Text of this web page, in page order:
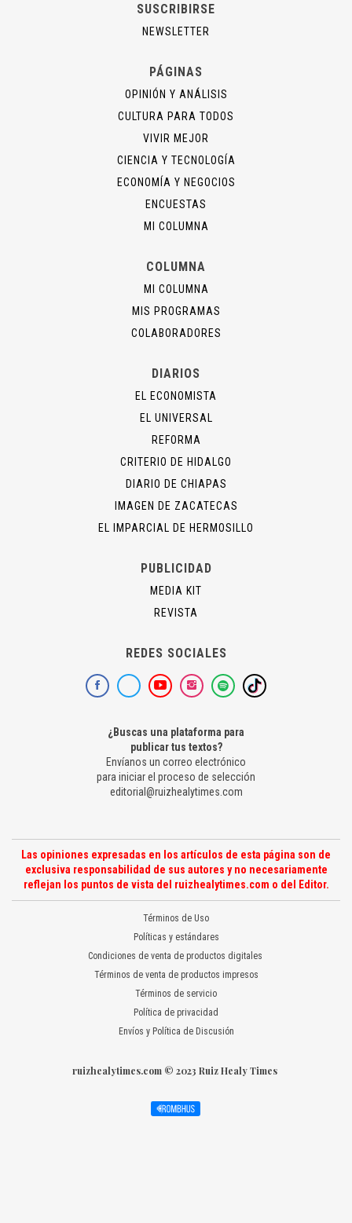
SUSCRIBIRSE
NEWSLETTER
PÁGINAS
OPINIÓN Y ANÁLISIS
CULTURA PARA TODOS
VIVIR MEJOR
CIENCIA Y TECNOLOGÍA
ECONOMÍA Y NEGOCIOS
ENCUESTAS
MI COLUMNA
COLUMNA
MI COLUMNA
MIS PROGRAMAS
COLABORADORES
DIARIOS
EL ECONOMISTA
EL UNIVERSAL
REFORMA
CRITERIO DE HIDALGO
DIARIO DE CHIAPAS
IMAGEN DE ZACATECAS
EL IMPARCIAL DE HERMOSILLO
PUBLICIDAD
MEDIA KIT
REVISTA
REDES SOCIALES
¿Buscas una plataforma para
publicar tus textos?
Envíanos un correo electrónico
para iniciar el proceso de selección
editorial@ruizhealytimes.com
Las opiniones expresadas en los artículos de esta página son de
exclusiva responsabilidad de sus autores y no necesariamente
reflejan los puntos de vista del ruizhealytimes.com o del Editor.
Términos de Uso
Políticas y estándares
Condiciones de venta de productos digitales
Términos de venta de productos impresos
Términos de servicio
Política de privacidad
Envíos y Política de Discusión
ruizhealytimes.com © 2023 Ruiz Healy Times